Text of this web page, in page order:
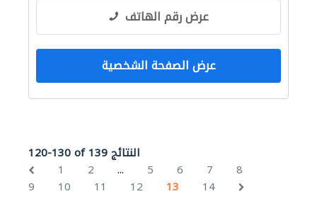
عرض رقم الهاتف
عرض الصفحة الشخصية
120-130 of 139 النتائج
1
2 ... 5 6 7
8
9
10 11 12 13 14